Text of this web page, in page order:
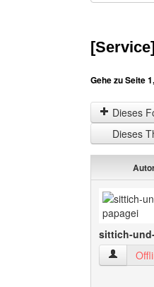
Gehe zu Seite1,
Dieses
Dieses
sittich-
sittich-